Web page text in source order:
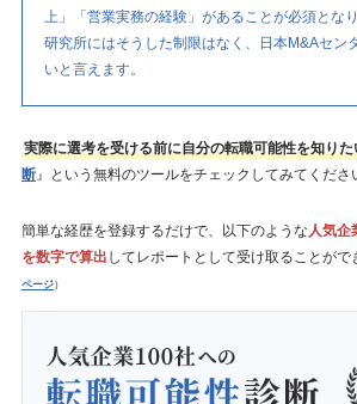
上」「営業実務の経験」があることが必須とな
研究所にはそうした制限はなく、日本M&Aセン
いと言えます。
実際に選考を受ける前に自分の転職可能性を知りた
断』という無料のツールをチェックしてみてくださ
簡単な経歴を登録するだけで、以下のような人気企
を数字で算出 してレポートとして受け取ることがで
ページ）